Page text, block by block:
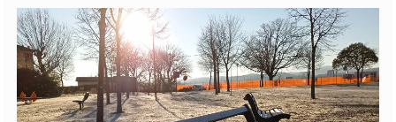
TEAM
FILODIRITTO REDAZIONE COMITATO SCIENTIFICO AUTORI CURATORI
FOTOGRAFI PARTNER COLLABORA CON NOI